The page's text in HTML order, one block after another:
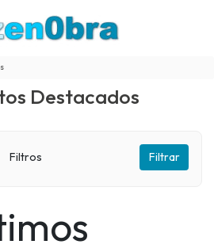
Destacados
Filtros Filtrar